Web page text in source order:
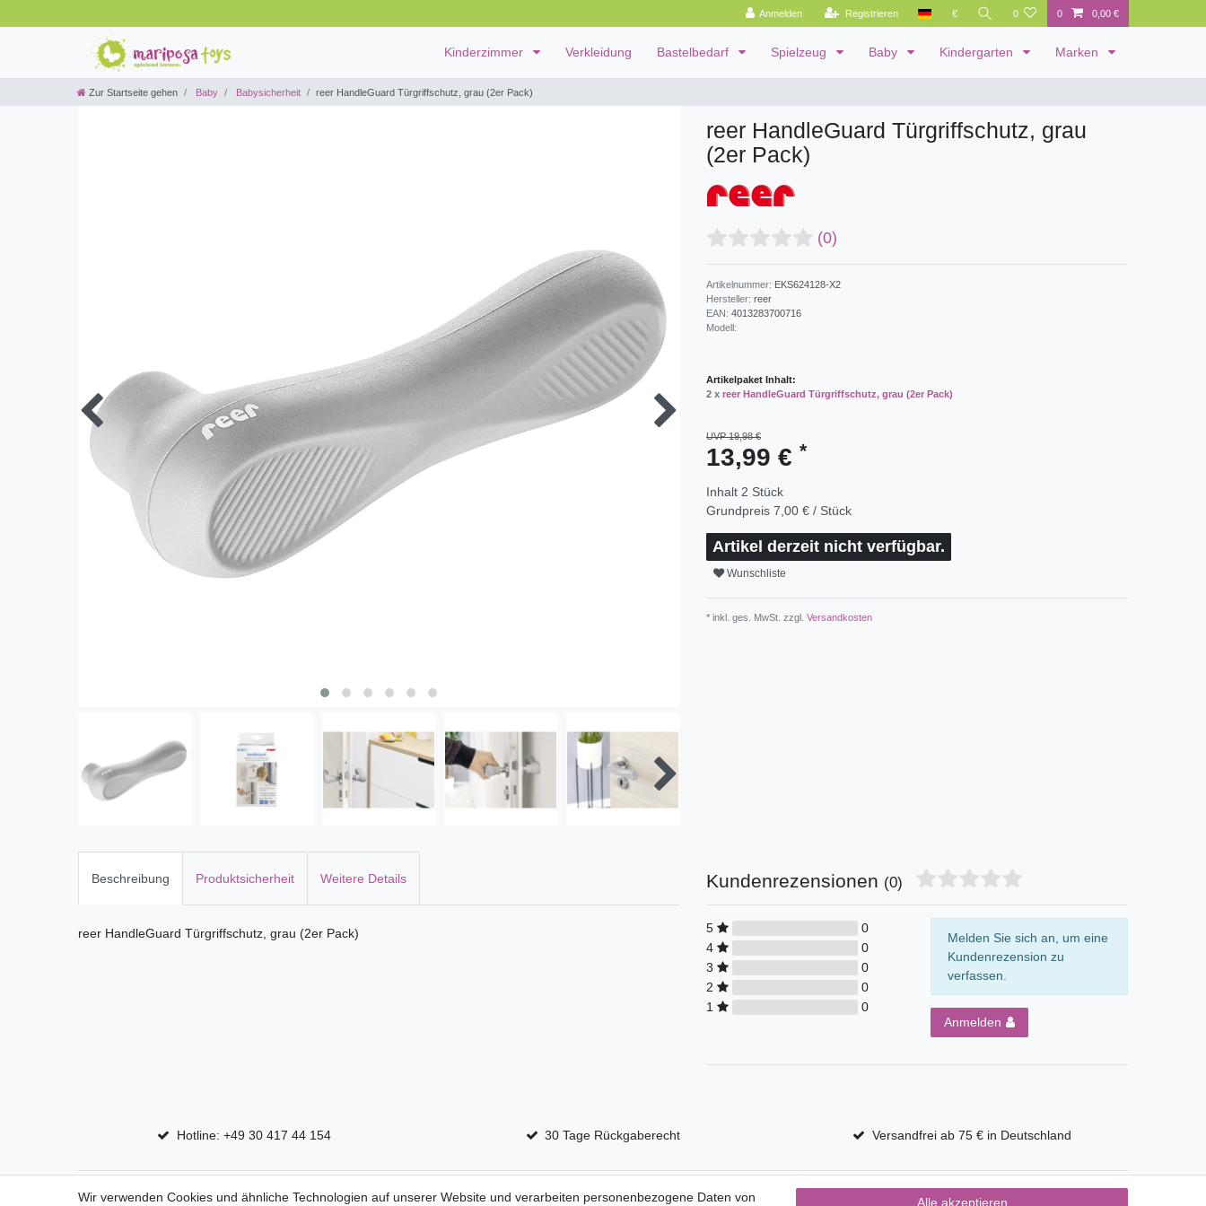
Anmelden Registrieren € 0 0 0,00 €
Kinderzimmer Verkleidung Bastelbedarf Spielzeug Baby Kindergarten Marken
Zur Startseite gehen Baby Babysicherheit reer HandleGuard Türgriffschutz, grau (2er Pack)
reer HandleGuard Türgriffschutz, grau
(2er Pack)
(0)
Artikelnummer: EKS624128-X2
Hersteller: reer
EAN: 4013283700716
Modell:
Artikelpaket Inhalt:
2 x reer HandleGuard Türgriffschutz, grau (2er Pack)
UVP 19,98 €
13,99 € *
Inhalt 2 Stück
Grundpreis 7,00 € / Stück
Artikel derzeit nicht verfügbar.
Wunschliste
* inkl. ges. MwSt. zzgl. Versandkosten
Beschreibung Produktsicherheit Weitere Details
reer HandleGuard Türgriffschutz, grau (2er Pack)
Kundenrezensionen (0)
5
0
4
0
3
0
2
0
1
0
Melden Sie sich an, um eine
Kundenrezension zu
verfassen.
Anmelden
Hotline: +49 30 417 44 154 30 Tage Rückgaberecht Versandfrei ab 75 € in Deutschland
Top Marken Shop Service
Wir verwenden Cookies und ähnliche Technologien auf unserer Website und verarbeiten personenbezogene Daten von Alle akzeptieren